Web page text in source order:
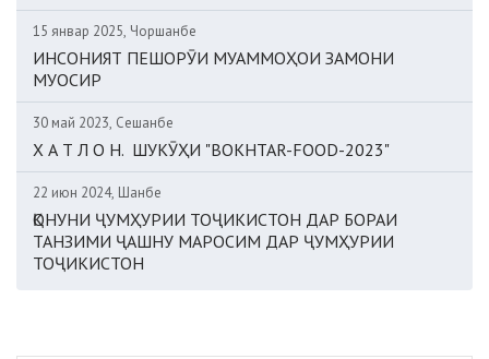
15 январ 2025, Чоршанбе
ИНСОНИЯТ ПЕШОРӮИ МУАММОҲОИ ЗАМОНИ
МУОСИР
30 май 2023, Сешанбе
Х А Т Л О Н. ШУКӮҲИ "BOKHTAR-FOOD-2023"
22 июн 2024, Шанбе
ҚОНУНИ ҶУМҲУРИИ ТОҶИКИСТОН ДАР БОРАИ
ТАНЗИМИ ҶАШНУ МАРОСИМ ДАР ҶУМҲУРИИ
ТОҶИКИСТОН